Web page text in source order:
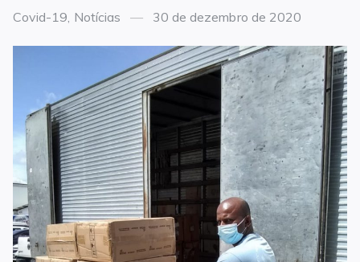
Categories
Covid-19, Notícias
Posted
30 de dezembro de 2020